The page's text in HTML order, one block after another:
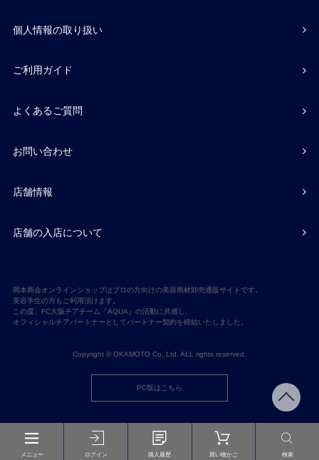
メニュー ログイン 購入履歴 買い物かご 検索
個人情報の取り扱い
ご利用ガイド
よくあるご質問
お問い合わせ
店舗情報
店舗の入店について
岡本商会オンラインショップはプロの方向けの美容商材卸売通販サイトです。
美容学生の方もご利用頂けます。
この度、FC大阪チアチーム『AQUA』の活動に共感し、
オフィシャルチアパートナーとしてパートナー契約を締結いたしました。
Copyright © OKAMOTO Co,.Ltd. ALL rights reserved.
PC版はこちら